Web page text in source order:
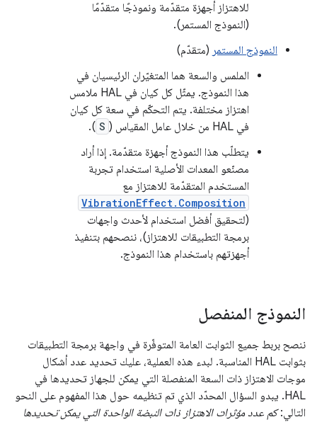
للاهتزاز أجهزة متقدّمة ونموذجًا متقدّمًا
(النموذج المستمر).
النموذج المستمر (متقدّم)
الملمس والسعة هما المتغيّران الرئيسيان في
هذا النموذج. يمثّل كل كيان في HAL ملامس
اهتزاز مختلفة. يتم التحكّم في سعة كل كيان
في HAL من خلال عامل المقياس (
S
).
يتطلّب هذا النموذج أجهزة متقدّمة. إذا أراد
مصنّعو المعدات الأصلية استخدام تجربة
المستخدم المتقدّمة للاهتزاز مع
VibrationEffect.Composition
(لتحقيق أفضل استخدام لأحدث واجهات
برمجة التطبيقات للاهتزاز)، ننصحهم بتنفيذ
أجهزتهم باستخدام هذا النموذج.
النموذج المنفصل
ننصح بربط جميع الثوابت العامة المتوفّرة في واجهة برمجة التطبيقات
بثوابت HAL المناسبة. لبدء هذه العملية، عليك تحديد عدد أشكال
موجات الاهتزاز ذات السعة المنفصلة التي يمكن للجهاز تحديدها في
HAL. يبدو السؤال المحدّد الذي تم تنظيمه حول هذا المفهوم على النحو
التالي:كم عدد مؤثرات الاهتزاز ذات النبضة الواحدة التي يمكن تحديدها